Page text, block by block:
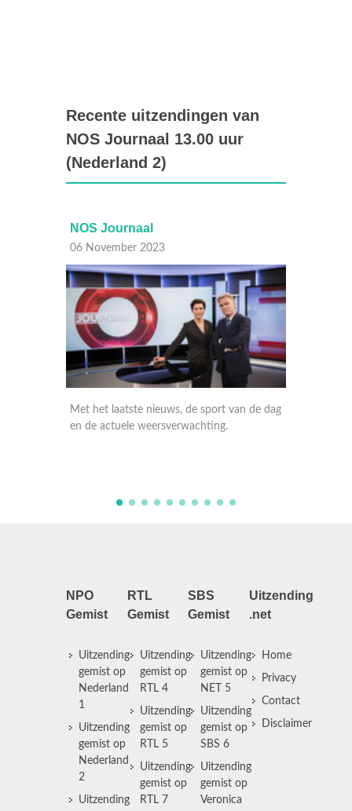
Recente uitzendingen van
NOS Journaal 13.00 uur
(Nederland 2)
NOS Journaal
06 November 2023
Met het laatste nieuws, gebeurtenissen van
nationaal en internationaal belang en de
NPO
Gemist
Uitzending
gemist op
Nederland
1
Uitzending
gemist op
Nederland
2
Uitzending
RTL
Gemist
Uitzending
gemist op
RTL 4
Uitzending
gemist op
RTL 5
Uitzending
gemist op
RTL 7
SBS
Gemist
Uitzending
gemist op
NET 5
Uitzending
gemist op
SBS 6
Uitzending
gemist op
Veronica
Uitzending
.net
Home
Privacy
Contact
Disclaimer